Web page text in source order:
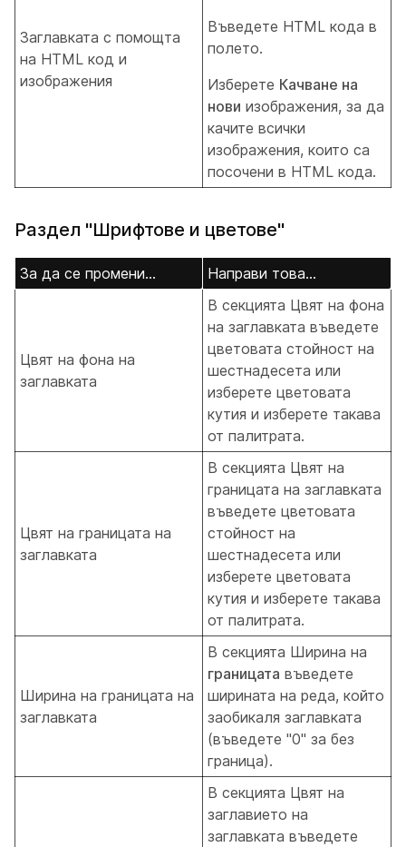
Заглавката с помощта
на HTML код и
изображения
Въведете HTML кода в
полето.
Изберете Качване на
нови изображения, за да
качите всички
изображения, които са
посочени в HTML кода.
Раздел "Шрифтове и цветове"
За да се промени... Направи това...
Цвят на фона на
заглавката
В секцията Цвят на фона
на заглавката въведете
цветовата стойност на
шестнадесета или
изберете цветовата
кутия и изберете такава
от палитрата.
Цвят на границата на
заглавката
В секцията Цвят на
границата на заглавката
въведете цветовата
стойност на
шестнадесета или
изберете цветовата
кутия и изберете такава
от палитрата.
Ширина на границата на
заглавката
В секцията Ширина на
границата въведете
ширината на реда, който
заобикаля заглавката
(въведете "0" за без
граница).
В секцията Цвят на
заглавието на
заглавката въведете